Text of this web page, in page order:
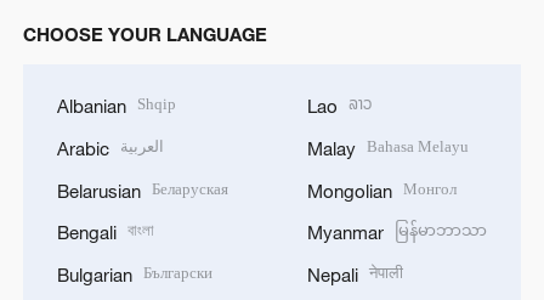
CHOOSE YOUR LANGUAGE
Albanian Shqip
Arabic العربية
Belarusian Беларуская
Bengali বাংলা
Bulgarian Български
Lao ລາວ
Malay Bahasa Melayu
Mongolian Монгол
Myanmar မြန်မာဘာသာ
Nepali नेपाली